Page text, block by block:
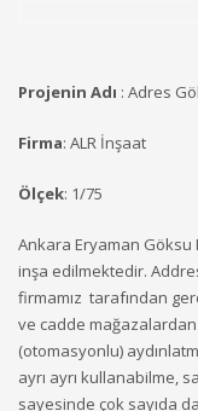
Projenin Adı : Adres
Firma: ALR İnşaat
Ölçek: 1/75
Ankara Eryaman Göksu
inşa edilmektedir.
firmamız tarafından
ve cadde
(otomasyonlu)
ayrı ayrı kullanabilme,
sayesinde çok sayıda